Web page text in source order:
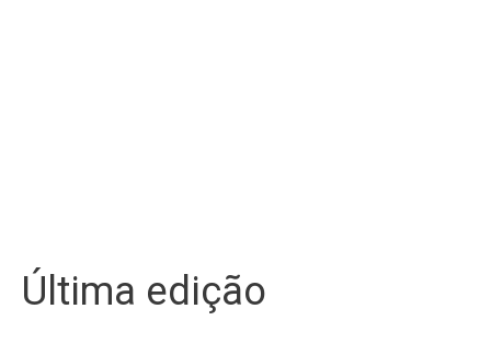
Última edição